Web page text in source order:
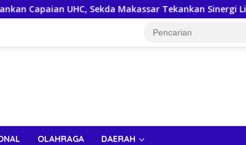
Sekda Makassar Tekankan Sinergi Lintas OPD
OLAHRAGA DAERAH